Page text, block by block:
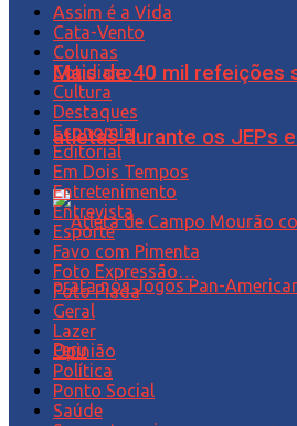
Mais de 40 mil refeições
atletas durante os JEPs
Assim é a Vida
Cata-Vento
Colunas
Cotidiano
Cultura
Destaques
Economia
Editorial
Em Dois Tempos
Entretenimento
Entrevista
Esporte
Favo com Pimenta
Foto Expressão…
Foto Piada
Geral
Lazer
Opinião
Política
Ponto Social
Saúde